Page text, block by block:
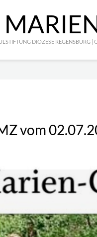
DIÖZESE REGENSBURG
vom